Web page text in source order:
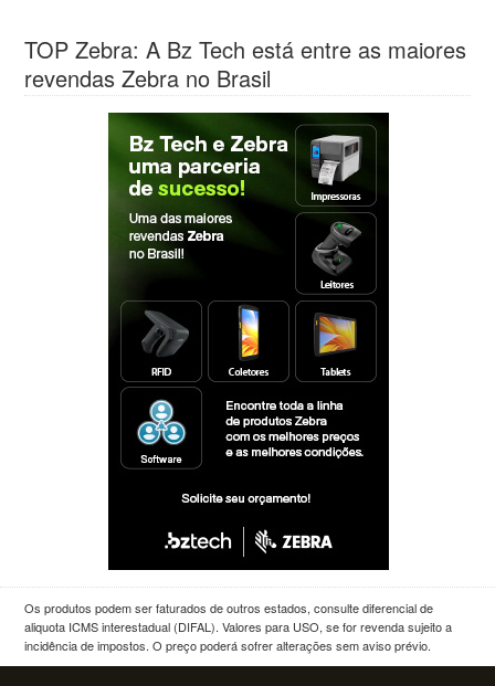
TOP Zebra: A Bz Tech está entre as maiores
revendas Zebra no Brasil
Os produtos podem ser faturados de outros estados, consulte diferencial de
aliquota ICMS interestadual (DIFAL). Valores para USO, se for revenda sujeito a
incidência de impostos. O preço poderá sofrer alterações sem aviso prévio.